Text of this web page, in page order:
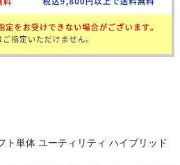
ト単体 ユーティリティ ハイブリッド